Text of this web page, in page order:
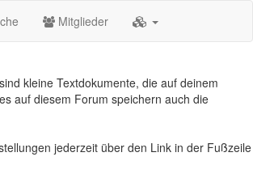
Mitglieder
kleine Textdokumente, die auf deinem
auf diesem Forum speichern auch die
jederzeit über den Link in der Fußzeile